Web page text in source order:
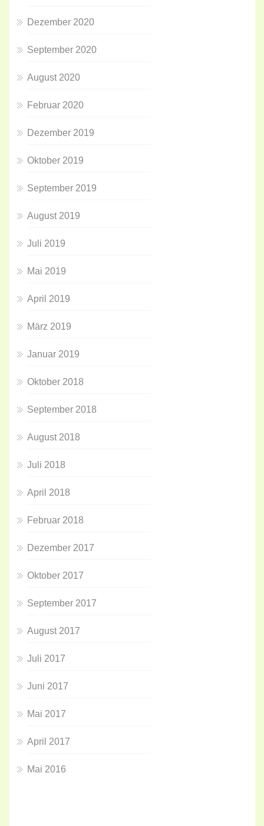
Dezember 2020
September 2020
August 2020
Februar 2020
Dezember 2019
Oktober 2019
September 2019
August 2019
Juli 2019
Mai 2019
April 2019
März 2019
Januar 2019
Oktober 2018
September 2018
August 2018
Juli 2018
April 2018
Februar 2018
Dezember 2017
Oktober 2017
September 2017
August 2017
Juli 2017
Juni 2017
Mai 2017
April 2017
Mai 2016